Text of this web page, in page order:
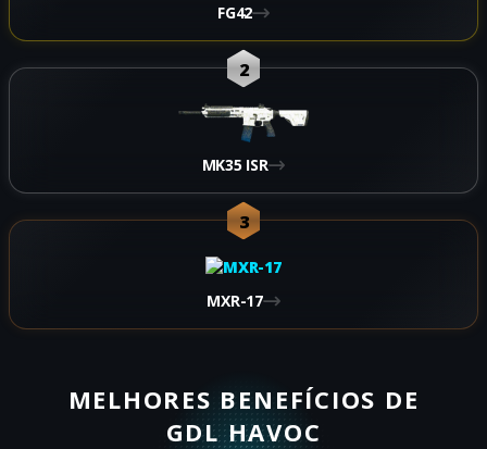
FG42
2
MK35 ISR
3
MXR-17
MELHORES BENEFÍCIOS DE
GDL HAVOC